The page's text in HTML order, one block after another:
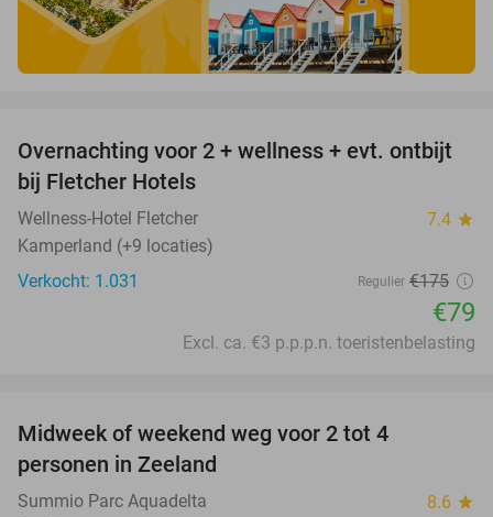
55%
Overnachting voor 2 + wellness + evt. ontbijt
bij Fletcher Hotels
Wellness-Hotel Fletcher 7.4 star
Kamperland (+9 locaties)
Verkocht: 1.031
Regulier €175
€79
Excl. ca. €3 p.p.p.n. toeristenbelasting
Midweek of weekend weg voor 2 tot 4
personen in Zeeland
Summio Parc Aquadelta 8.6 star